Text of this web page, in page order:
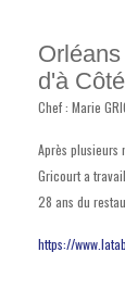
d'à
Chef : Marie
Après plusieurs
Gricourt a
28 ans du
https://